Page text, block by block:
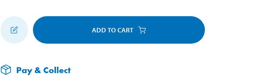
ADD TO CART
Pay & Collect